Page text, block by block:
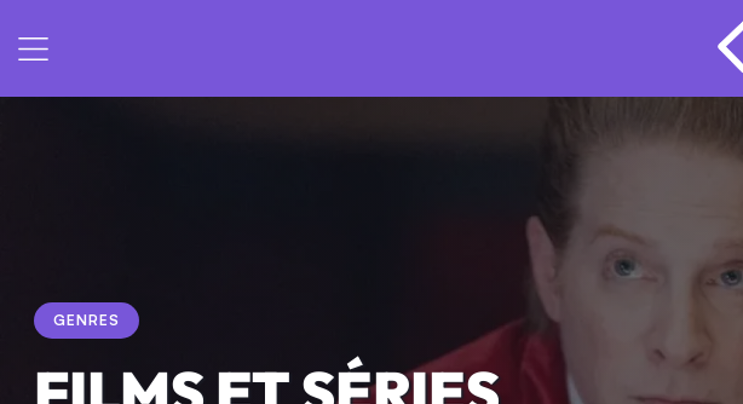
GENRES